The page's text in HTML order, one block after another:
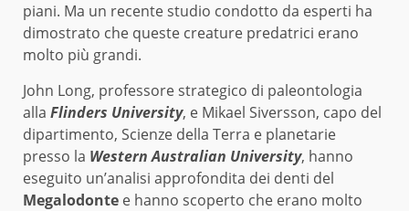
piani. Ma un recente studio condotto da esperti ha
dimostrato che queste creature predatrici erano
molto più grandi.
John Long, professore strategico di paleontologia
alla Flinders University, e Mikael Siversson, capo del
dipartimento, Scienze della Terra e planetarie
presso la Western Australian University, hanno
eseguito un’analisi approfondita dei denti del
Megalodonte e hanno scoperto che erano molto